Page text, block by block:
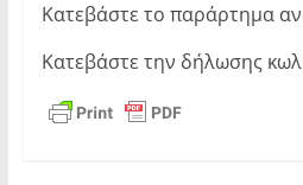
Κατεβάστε το παράρτημα
Κατεβάστε την δήλωσης